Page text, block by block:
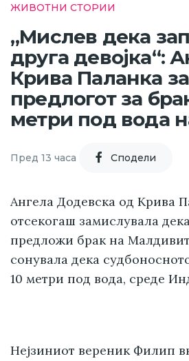
ЖИВОТНИ СТОРИИ
„Мислев дека
друга девојка“:
Крива Паланка за
предлогот за
метри под вода
Пред 13 часа Cподели
Ангела Додевска од Крива
отсекогаш замислувала
предложи брак на
сонувала дека
10 метри под вода, среде
Нејзиниот вереник Филип